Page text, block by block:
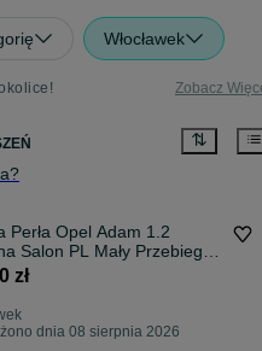
Włocławek
Zobacz
Perła Opel Adam 1.2
Salon PL Mały Przebieg
Piękne Auto!
zł
dnia 08 sierpnia 2026